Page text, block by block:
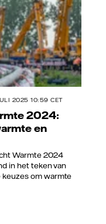
2025 10:59 CET
2024:
en
Warmte 2024
in het teken van
om warmte